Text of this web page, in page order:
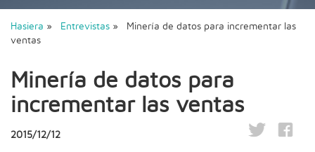
Hasiera » Entrevistas » Minería de datos para incrementar las
ventas
Minería de datos para
incrementar las ventas
2015/12/12